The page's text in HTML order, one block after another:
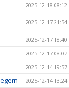
2025-12-18 08:12
2025-12-17 21:54
2025-12-17 18:40
2025-12-17 08:07
2025-12-14 19:57
2025-12-14 13:24